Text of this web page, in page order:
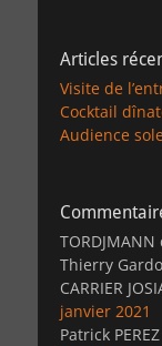
Articles
Visite de
Cocktail
Audience
TORDJMANN
Thierry
CARRIER
janvier 2021
Patrick PEREZ